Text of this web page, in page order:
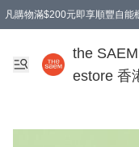
凡購物滿$200元即享順豐自
the
estore 香